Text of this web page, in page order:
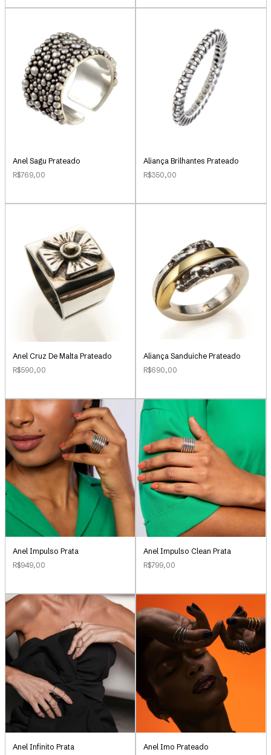
Anel Sagu Prateado
R$769,00
Aliança Brilhantes Prateado
R$350,00
Anel Cruz De Malta Prateado
R$590,00
Aliança Sanduiche Prateado
R$690,00
Anel Impulso Prata
R$949,00
Anel Impulso Clean Prata
R$799,00
Anel Infinito Prata
Anel Imo Prateado